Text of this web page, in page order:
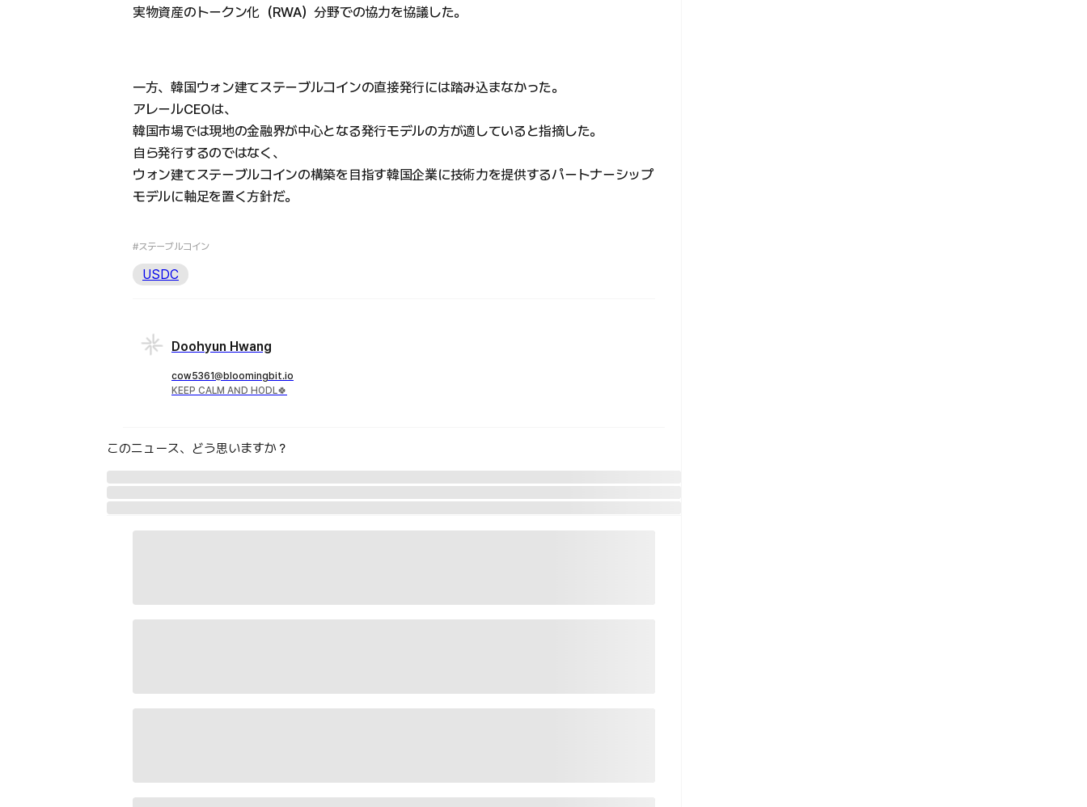
実物資産のトークン化（RWA）分野での協力を協議した。
一方、韓国ウォン建てステーブルコインの直接発行には踏み込まなかった。
アレールCEOは、
韓国市場では現地の金融界が中心となる発行モデルの方が適していると指摘した。
自ら発行するのではなく、
ウォン建てステーブルコインの構築を目指す韓国企業に技術力を提供するパートナーシップ
モデルに軸足を置く方針だ。
#ステーブルコイン
USDC
Doohyun Hwang
cow5361@bloomingbit.io
KEEP CALM AND HODL🍀
このニュース、どう思いますか？